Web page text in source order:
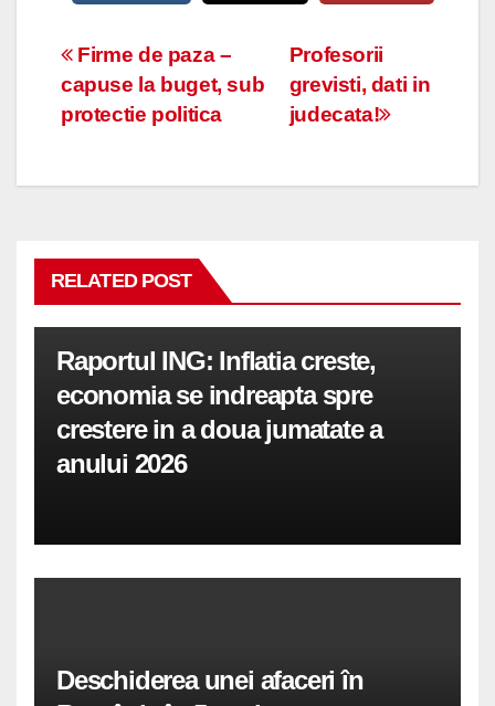
Navigare
în
Profesorii
grevisti, dati in
judecata!
Firme de paza –
capuse la buget, sub
protectie politica
RELATED POST
Raportul ING: Inflatia creste,
economia se indreapta spre
crestere in a doua jumatate a
anului 2026
Deschiderea unei afaceri în